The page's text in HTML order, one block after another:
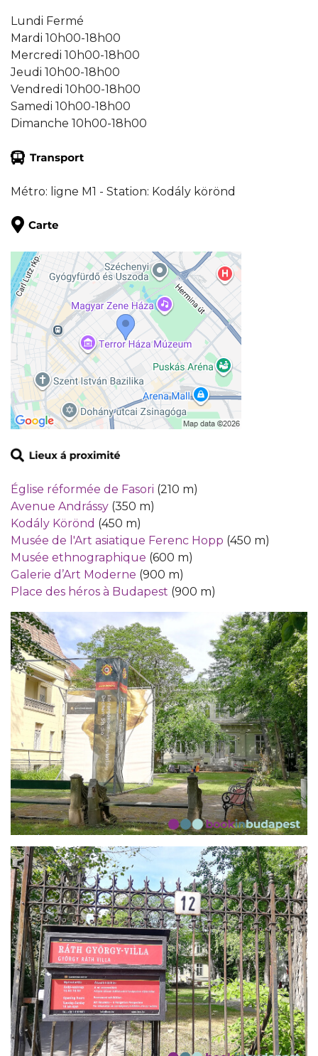
Lundi Fermé
Mardi 10h00-18h00
Mercredi 10h00-18h00
Jeudi 10h00-18h00
Vendredi 10h00-18h00
Samedi 10h00-18h00
Dimanche 10h00-18h00
Métro: ligne M1 - Station: Kodály körönd
Église réformée de Fasori (210 m)
Avenue Andrássy (350 m)
Kodály Körönd (450 m)
Musée de l'Art asiatique Ferenc Hopp (450 m)
Musée ethnographique (600 m)
Galerie d’Art Moderne (900 m)
Place des héros à Budapest (900 m)